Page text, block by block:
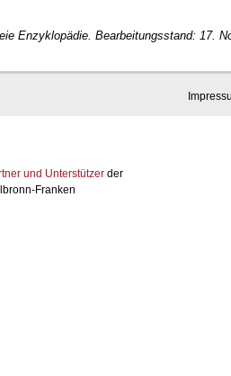
Enzyklopädie. Bearbeitungsstand: 17.
und Unterstützerder
Franken